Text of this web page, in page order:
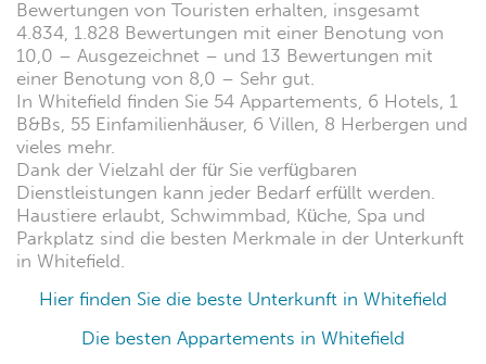
Bewertungen von Touristen erhalten, insgesamt
4.834, 1.828 Bewertungen mit einer Benotung von
10,0 – Ausgezeichnet – und 13 Bewertungen mit
einer Benotung von 8,0 – Sehr gut.
In Whitefield finden Sie 54 Appartements, 6 Hotels, 1
B&Bs, 55 Einfamilienhäuser, 6 Villen, 8 Herbergen und
vieles mehr.
Dank der Vielzahl der für Sie verfügbaren
Dienstleistungen kann jeder Bedarf erfüllt werden.
Haustiere erlaubt, Schwimmbad, Küche, Spa und
Parkplatz sind die besten Merkmale in der Unterkunft
in Whitefield.
Hier finden Sie die beste Unterkunft in Whitefield
Die besten Appartements in Whitefield